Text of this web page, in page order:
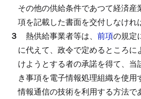
その他の供給条件であつて経済産
項を記載した書面を交付しなけれ
３ 熱供給事業者等は、 前項の規定
に代えて、政令で定めるところに
けようとする者の承諾を得て、当
き事項を電子情報処理組織を使用
情報通信の技術を利用する方法で